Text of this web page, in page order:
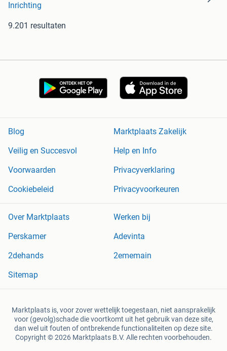
Inrichting
9.201 resultaten
Blog
Marktplaats Zakelijk
Veilig en Succesvol
Help en Info
Voorwaarden
Privacyverklaring
Cookiebeleid
Privacyvoorkeuren
Over Marktplaats
Werken bij
Perskamer
Adevinta
2dehands
2ememain
Sitemap
Marktplaats is, voor zover wettelijk toegestaan, niet aansprakelijk
voor (gevolg)schade die voortkomt uit het gebruik van deze site,
dan wel uit fouten of ontbrekende functionaliteiten op deze site.
Copyright © 2026 Marktplaats B.V. Alle rechten voorbehouden.